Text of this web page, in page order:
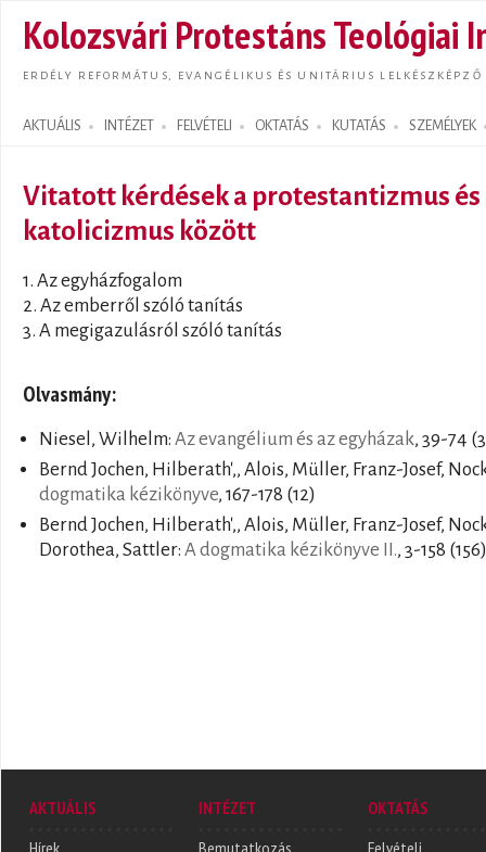
Kolozsvári Protestáns Teológiai
ERDÉLY REFORMÁTUS, EVANGÉLIKUS ÉS UNITÁRIUS LELKÉSZKÉPZŐ
AKTUÁLIS INTÉZET FELVÉTELI OKTATÁS KUTATÁS SZEMÉLYEK
Search form
Vitatott kérdések a protestantizmus és
katolicizmus között
1. Az egyházfogalom
2. Az emberről szóló tanítás
3. A megigazulásról szóló tanítás
Olvasmány:
Niesel, Wilhelm: Az evangélium és az egyházak, 39-74
Bernd Jochen, Hilberath',, Alois, Müller, Franz-Josef,
dogmatika kézikönyve, 167-178 (12)
Bernd Jochen, Hilberath',, Alois, Müller, Franz-Josef,
Dorothea, Sattler: A dogmatika kézikönyve II., 3-158 (156)
AKTUÁLIS
Hírek
INTÉZET
Bemutatkozás
OKTATÁS
Felvételi